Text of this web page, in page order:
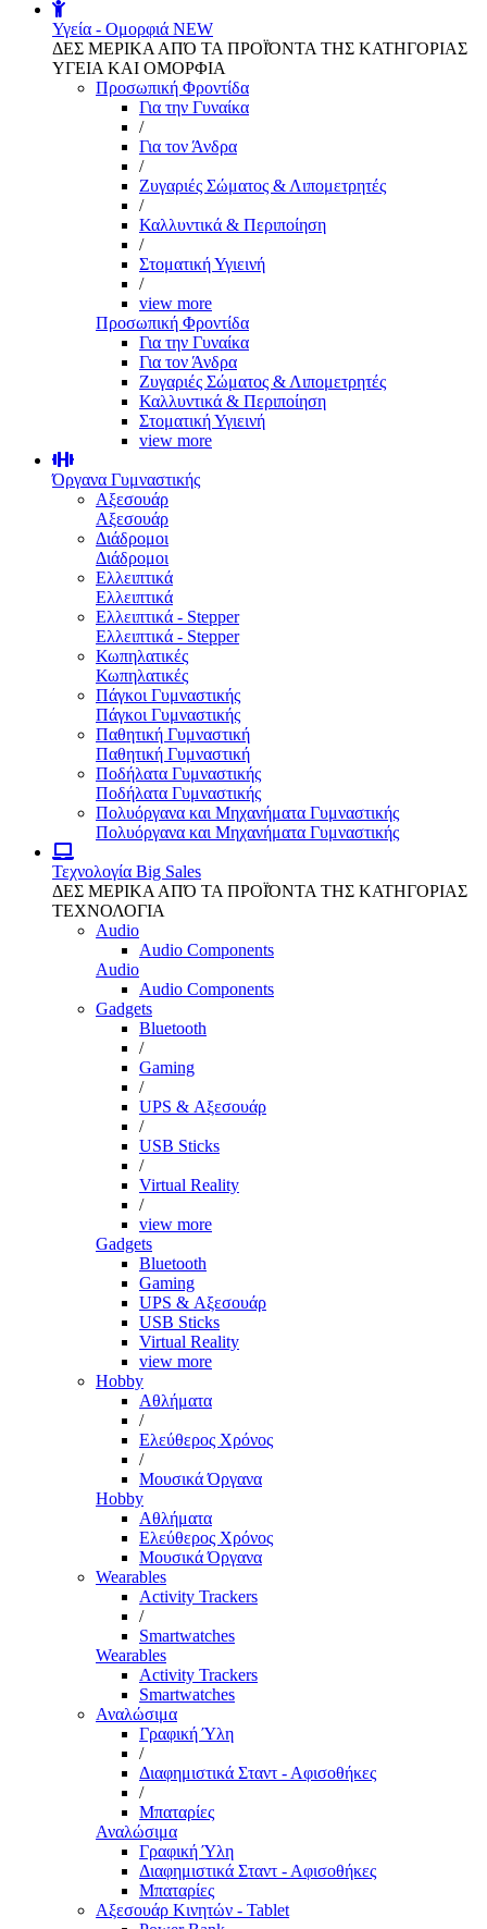
Υγεία - Ομορφιά NEW
ΔΕΣ ΜΕΡΙΚΑ ΑΠΌ ΤΑ ΠΡΟΪΌΝΤΑ ΤΗΣ ΚΑΤΗΓΟΡΙΑΣ
ΥΓΕΙΑ ΚΑΙ ΟΜΟΡΦΙΑ
Προσωπική Φροντίδα
Για την Γυναίκα
/
Για τον Άνδρα
/
Ζυγαριές Σώματος & Λιπομετρητές
/
Καλλυντικά & Περιποίηση
/
Στοματική Υγιεινή
/
view more
Προσωπική Φροντίδα
Για την Γυναίκα
Για τον Άνδρα
Ζυγαριές Σώματος & Λιπομετρητές
Καλλυντικά & Περιποίηση
Στοματική Υγιεινή
view more
Όργανα Γυμναστικής
Αξεσουάρ
Αξεσουάρ
Διάδρομοι
Διάδρομοι
Ελλειπτικά
Ελλειπτικά
Ελλειπτικά - Stepper
Ελλειπτικά - Stepper
Κωπηλατικές
Κωπηλατικές
Πάγκοι Γυμναστικής
Πάγκοι Γυμναστικής
Παθητική Γυμναστική
Παθητική Γυμναστική
Ποδήλατα Γυμναστικής
Ποδήλατα Γυμναστικής
Πολυόργανα και Μηχανήματα Γυμναστικής
Πολυόργανα και Μηχανήματα Γυμναστικής
Τεχνολογία Big Sales
ΔΕΣ ΜΕΡΙΚΑ ΑΠΌ ΤΑ ΠΡΟΪΌΝΤΑ ΤΗΣ ΚΑΤΗΓΟΡΙΑΣ
ΤΕΧΝΟΛΟΓΙΑ
Audio
Audio Components
Audio
Audio Components
Gadgets
Bluetooth
/
Gaming
/
UPS & Αξεσουάρ
/
USB Sticks
/
Virtual Reality
/
view more
Gadgets
Bluetooth
Gaming
UPS & Αξεσουάρ
USB Sticks
Virtual Reality
view more
Hobby
Αθλήματα
/
Ελεύθερος Χρόνος
/
Μουσικά Όργανα
Hobby
Αθλήματα
Ελεύθερος Χρόνος
Μουσικά Όργανα
Wearables
Activity Trackers
/
Smartwatches
Wearables
Activity Trackers
Smartwatches
Αναλώσιμα
Γραφική Ύλη
/
Διαφημιστικά Σταντ - Αφισοθήκες
/
Μπαταρίες
Αναλώσιμα
Γραφική Ύλη
Διαφημιστικά Σταντ - Αφισοθήκες
Μπαταρίες
Αξεσουάρ Κινητών - Tablet